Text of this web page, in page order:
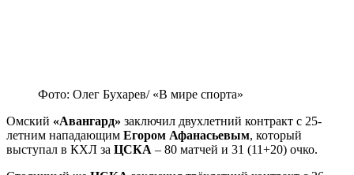
Фото: Олег Бухарев/ «В мире спорта»
Омский «Авангард» заключил двухлетний контракт с 25-
летним нападающим Егором Афанасьевым, который
выступал в КХЛ за ЦСКА – 80 матчей и 31 (11+20) очко.